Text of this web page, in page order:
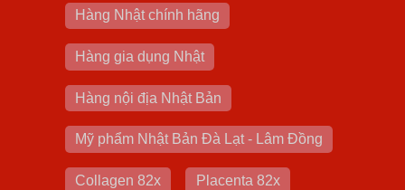
Hàng Nhật chính hãng
Hàng gia dụng Nhật
Hàng nội địa Nhật Bản
Mỹ phẩm Nhật Bản Đà Lạt - Lâm Đồng
Collagen 82x Placenta 82x